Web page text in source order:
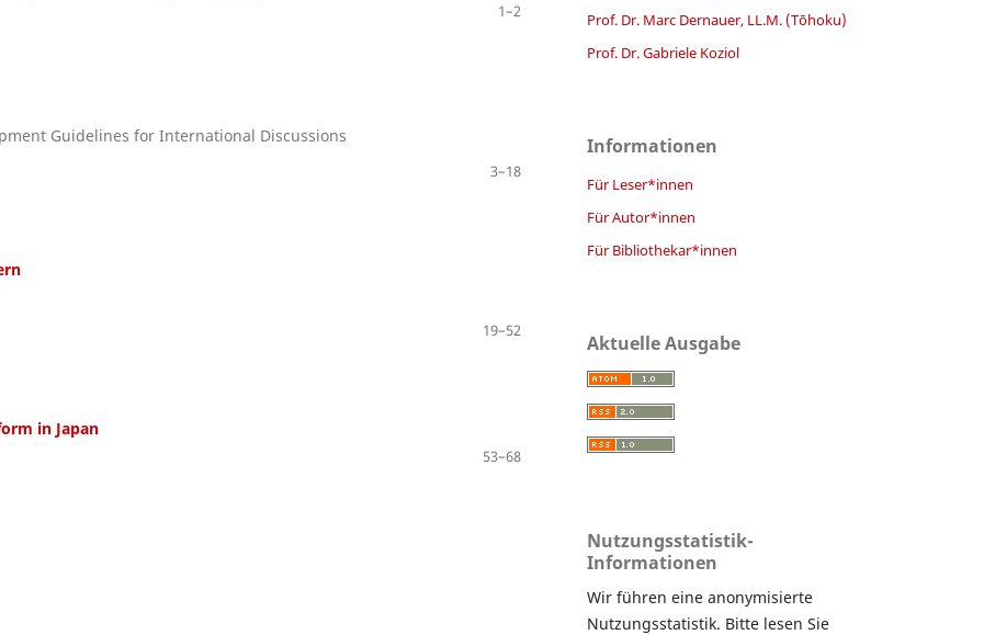
1–2
Guidelines for International Discussions
3–18
19–52
in Japan
53–68
Prof. Dr. Marc Dernauer, LL.M. (Tōhoku)
Prof. Dr. Gabriele Koziol
Informationen
Für Leser*innen
Für Autor*innen
Für Bibliothekar*innen
Aktuelle Ausgabe
Nutzungsstatistik-
Informationen
Wir führen eine anonymisierte
Nutzungsstatistik. Bitte lesen Sie